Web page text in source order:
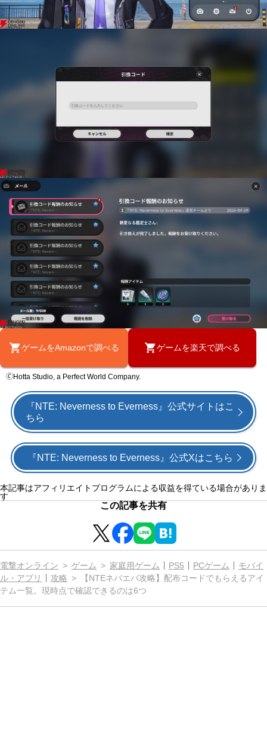
ゲームをAmazonで調べる ゲームを楽天で調べる
🄫Hotta Studio, a Perfect World Company.
『NTE: Neverness to Everness』公式サイトはこ
ちら
『NTE: Neverness to Everness』公式Xはこちら
本記事はアフィリエイトプログラムによる収益を得ている場合がありま
す
この記事を共有
電撃オンライン ゲーム 家庭用ゲーム PS5 PCゲーム
モバイ
ル・アプリ
攻略
【NTEネバエバ攻略】配布コードでもらえるアイ
テム一覧。現時点で確認できるのは6つ